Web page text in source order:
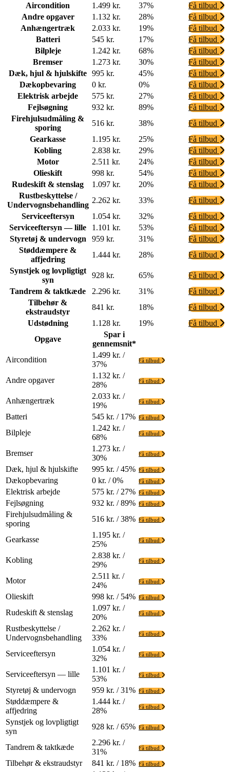
Aircondition
1.499 kr. 37%
Få tilbud
Andre opgaver
1.132 kr. 28%
Få tilbud
Anhængertræk
2.033 kr. 19%
Få tilbud
Batteri
545 kr. 17%
Få tilbud
Bilpleje
1.242 kr. 68%
Få tilbud
Bremser
1.273 kr. 30%
Få tilbud
Dæk, hjul & hjulskifte 995 kr. 45%
Få tilbud
Dækopbevaring
0 kr. 0%
Få tilbud
Elektrisk arbejde
575 kr. 27%
Få tilbud
Fejlsøgning
932 kr. 89%
Få tilbud
Firehjulsudmåling &
sporing
516 kr. 38%
Få tilbud
Gearkasse
1.195 kr. 25%
Få tilbud
Kobling
2.838 kr. 29%
Få tilbud
Motor
2.511 kr. 24%
Få tilbud
Olieskift
998 kr. 54%
Få tilbud
Rudeskift & stenslag
1.097 kr. 20%
Få tilbud
Rustbeskyttelse /
Undervognsbehandling
2.262 kr. 33%
Få tilbud
Serviceeftersyn
1.054 kr. 32%
Få tilbud
Serviceeftersyn — lille
1.101 kr. 53%
Få tilbud
Styretøj & undervogn
959 kr. 31%
Få tilbud
Støddæmpere &
affjedring
1.444 kr. 28%
Få tilbud
Synstjek og lovpligtigt
syn
928 kr. 65%
Få tilbud
Tandrem & taktkæde
2.296 kr. 31%
Få tilbud
Tilbehør &
ekstraudstyr
841 kr. 18%
Få tilbud
Udstødning
1.128 kr. 19%
Få tilbud
Opgave
Spar i
gennemsnit*
Aircondition
1.499 kr. /
37%
Få tilbud
Andre opgaver
1.132 kr. /
28%
Få tilbud
Anhængertræk
2.033 kr. /
19%
Få tilbud
Batteri 545 kr. / 17% Få tilbud
Bilpleje
1.242 kr. /
68%
Få tilbud
Bremser
1.273 kr. /
30%
Få tilbud
Dæk, hjul & hjulskifte 995 kr. / 45% Få tilbud
Dækopbevaring 0 kr. / 0% Få tilbud
Elektrisk arbejde 575 kr. / 27% Få tilbud
Fejlsøgning 932 kr. / 89% Få tilbud
Firehjulsudmåling &
sporing
516 kr. / 38% Få tilbud
Gearkasse
1.195 kr. /
25%
Få tilbud
Kobling
2.838 kr. /
29%
Få tilbud
Motor
2.511 kr. /
24%
Få tilbud
Olieskift 998 kr. / 54% Få tilbud
Rudeskift & stenslag
1.097 kr. /
20%
Få tilbud
Rustbeskyttelse /
Undervognsbehandling
2.262 kr. /
33%
Få tilbud
Serviceeftersyn
1.054 kr. /
32%
Få tilbud
Serviceeftersyn — lille
1.101 kr. /
53%
Få tilbud
Styretøj & undervogn 959 kr. / 31% Få tilbud
Støddæmpere &
affjedring
1.444 kr. /
28%
Få tilbud
Synstjek og lovpligtigt
syn
928 kr. / 65% Få tilbud
Tandrem & taktkæde
2.296 kr. /
31%
Få tilbud
Tilbehør & ekstraudstyr 841 kr. / 18% Få tilbud